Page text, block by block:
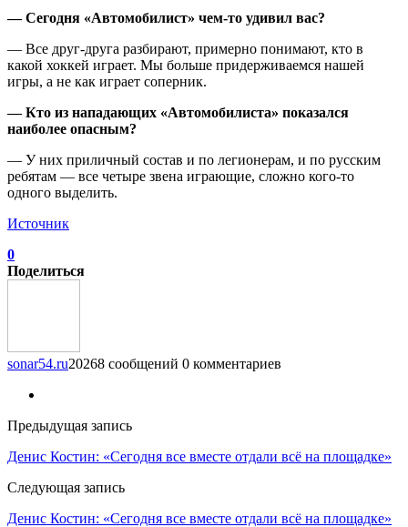
— Сегодня «Автомобилист» чем-то удивил вас?
— Все друг-друга разбирают, примерно понимают, кто в
какой хоккей играет. Мы больше придерживаемся нашей
игры, а не как играет соперник.
— Кто из нападающих «Автомобилиста» показался
наиболее опасным?
— У них приличный состав и по легионерам, и по русским
ребятам — все четыре звена играющие, сложно кого-то
одного выделить.
Источник
0
Поделиться
sonar54.ru20268 сообщений 0 комментариев
Предыдущая запись
Денис Костин: «Сегодня все вместе отдали всё на площадке»
Следующая запись
Денис Костин: «Сегодня все вместе отдали всё на площадке»